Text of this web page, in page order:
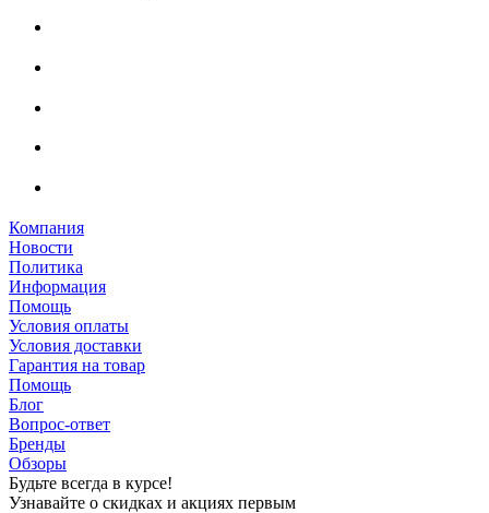
Компания
Новости
Политика
Информация
Помощь
Условия оплаты
Условия доставки
Гарантия на товар
Помощь
Блог
Вопрос-ответ
Бренды
Обзоры
Будьте всегда в курсе!
Узнавайте о скидках и акциях первым